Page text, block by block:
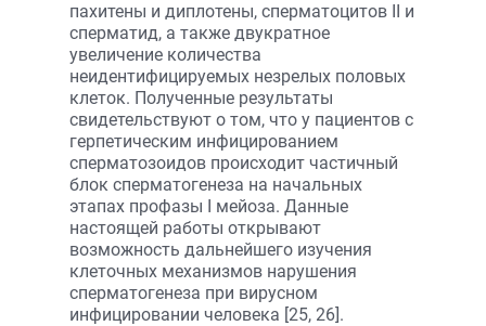
пахитены и диплотены, сперматоцитов II и
сперматид, а также двукратное
увеличение количества
неидентифицируемых незрелых половых
клеток. Полученные результаты
свидетельствуют о том, что у пациентов с
герпетическим инфицированием
сперматозоидов происходит частичный
блок сперматогенеза на начальных
этапах профазы I мейоза. Данные
настоящей работы открывают
возможность дальнейшего изучения
клеточных механизмов нарушения
сперматогенеза при вирусном
инфицировании человека [25, 26].